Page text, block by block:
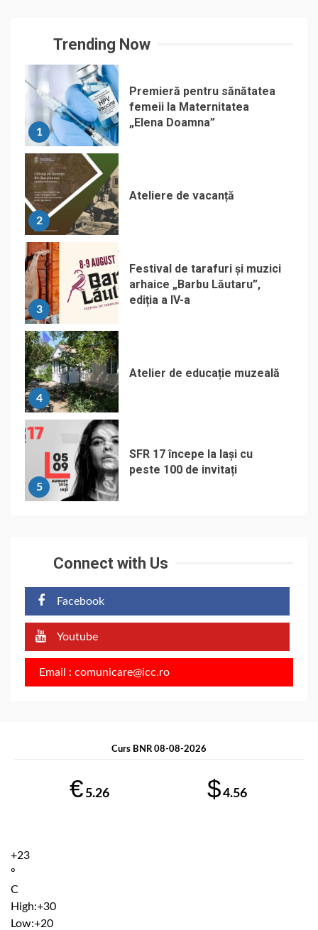
Trending Now
1
Premieră pentru sănătatea
femeii la Maternitatea
„Elena Doamna”
2
Ateliere de vacanță
3
Festival de tarafuri și muzici
arhaice „Barbu Lăutaru”,
ediția a IV-a
4
Atelier de educație muzeală
5
SFR 17 începe la Iași cu
peste 100 de invitați
Connect with Us
Facebook
Youtube
Email : comunicare@icc.ro
Curs BNR 08-08-2026
€ 5.26 $4.56
+23
°
C
High:+30
Low:+20